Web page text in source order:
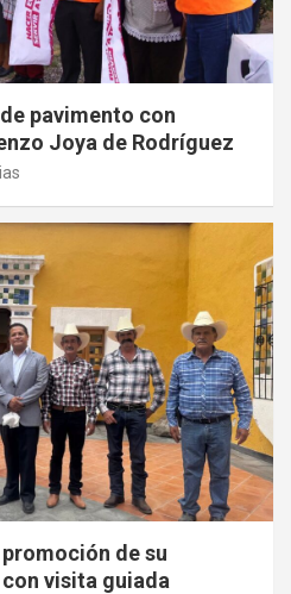
pavimento con
Joya de Rodríguez
de su
visita guiada